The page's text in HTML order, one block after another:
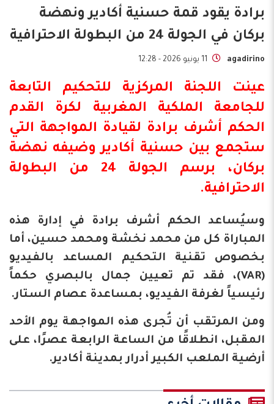
برادة يقود قمة حسنية أكادير ونهضة
بركان في الجولة 24 من البطولة الاحترافية
agadirino 11 يونيو 2026 - 12:28
عينت اللجنة المركزية للتحكيم التابعة
للجامعة الملكية المغربية لكرة القدم
الحكم أشرف برادة لقيادة المواجهة التي
ستجمع بين حسنية أكاديروضيفه نهضة
بركان، برسم الجولة 24 من
البطولة
الاحترافية.
وسيُساعد الحكم أشرف برادة في إدارة هذه
المباراة كل من محمد نخشة ومحمد حسين، أما
بخصوص تقنية التحكيم المساعد بالفيديو
(VAR)، فقد تم تعيين جمال بالبصري حكماً
رئيسياً لغرفة الفيديو، بمساعدة عصام الستار.
ومن المرتقب أن تُجرى هذه المواجهة يوم الأحد
المقبل، انطلاقًا من الساعة الرابعة عصرًا، على
أرضية الملعب الكبير أدرار بمدينة أكادير.